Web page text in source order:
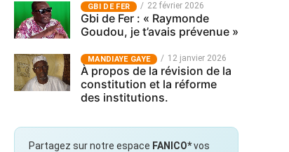
GBI DE FER 22 février 2026
Gbi de Fer : « Raymonde
Goudou, je t’avais prévenue »
MANDIAYE GAYE 12 janvier 2026
À propos de la révision de la
constitution et la réforme
des institutions.
Partagez sur notre espace FANICO*vos